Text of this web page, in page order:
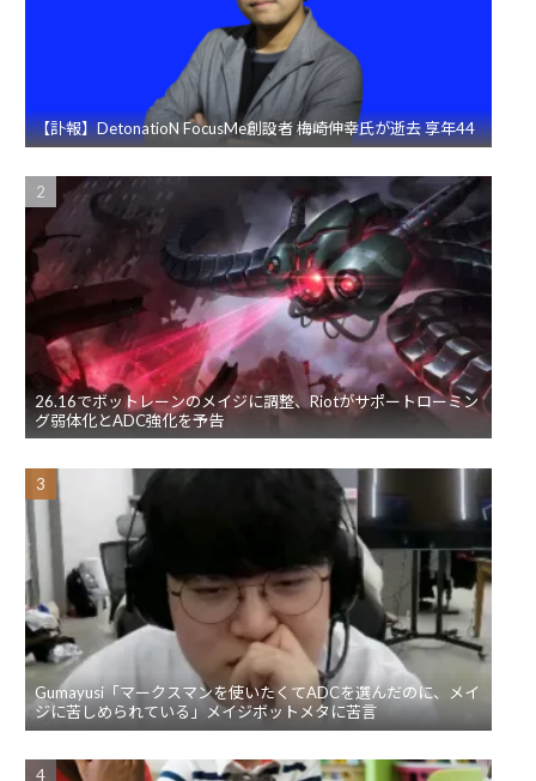
【訃報】DetonatioN FocusMe創設者 梅崎伸幸氏が逝去 享年44
26.16でボットレーンのメイジに調整、Riotがサポートローミン
グ弱体化とADC強化を予告
Gumayusi「マークスマンを使いたくてADCを選んだのに、メイ
ジに苦しめられている」メイジボットメタに苦言